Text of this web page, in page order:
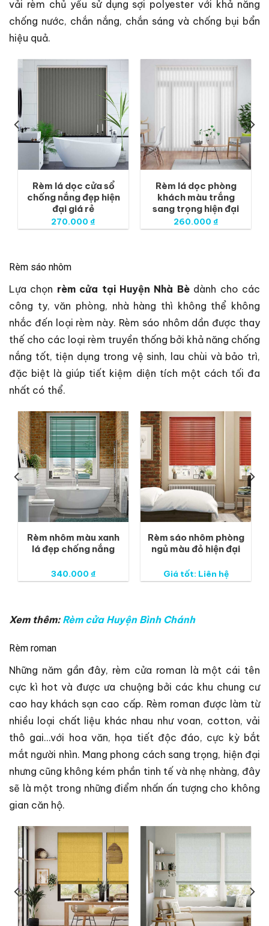
vải rèm chủ yếu sử dụng sợi polyester với khả năng
chống nước, chắn nắng, chắn sáng và chống bụi bẩn
hiệu quả.
Rèm lá dọc cửa sổ
chống nắng đẹp hiện
đại giá rẻ
270.000 ₫
Rèm lá dọc phòng
khách màu trắng
sang trọng hiện đại
260.000 ₫
Rèm sáo nhôm
Lựa chọn rèm cửa tại Huyện Nhà Bèdành cho các
công ty, văn phòng, nhà hàng thì không thể không
nhắc đến loại rèm này. Rèm sáo nhôm dần được thay
thế cho các loại rèm truyền thống bởi khả năng chống
nắng tốt, tiện dụng trong vệ sinh, lau chùi và bảo trì,
đặc biệt là giúp tiết kiệm diện tích một cách tối đa
nhất có thể.
Rèm nhôm màu xanh
lá đẹp chống nắng
340.000 ₫
Rèm sáo nhôm phòng
ngủ màu đỏ hiện đại
Giá tốt: Liên hệ
Xem thêm: Rèm cửa Huyện Bình Chánh
Rèm roman
Những năm gần đây, rèm cửa roman là một cái tên
cực kì hot và được ưa chuộng bởi các khu chung cư
cao hay khách sạn cao cấp. Rèm roman được làm từ
nhiều loại chất liệu khác nhau như voan, cotton, vải
thô gai…với hoa văn, họa tiết độc đáo, cực kỳ bắt
mắt người nhìn. Mang phong cách sang trọng, hiện đại
nhưng cũng không kém phần tinh tế và nhẹ nhàng, đây
sẽ là một trong những điểm nhấn ấn tượng cho không
gian căn hộ.